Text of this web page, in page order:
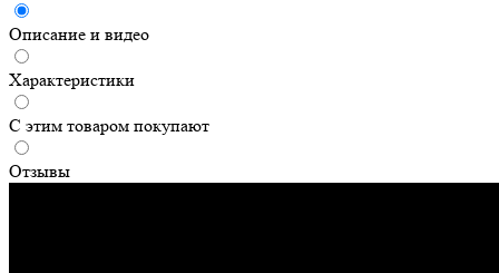
Описание и видео
Характеристики
С этим товаром покупают
Отзывы